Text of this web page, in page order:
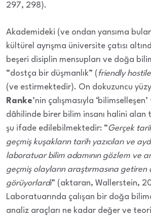
297, 298).
Akademideki (ve ondan yansıma
kültürel ayrışma üniversite çatısı
beşeri disiplin mensupları ve doğa
“dostça bir düşmanlık” ( friendly hostile
(ve estirmektedir). On dokuzuncu
Ranke’nin çalışmasıyla
dâhilinde birer bilim insanı halini alan
şu ifade edilebilmektedir: “Gerçek
geçmiş kuşakların tarih yazıcıları ve
laboratuar bilim adamının gözlem ve
geçmiş olayların araştırmasına
görüyorlardı” (aktaran, Wallerstein,
Laboratuarında çalışan bir doğa
analiz araçları ne kadar değer ve teori